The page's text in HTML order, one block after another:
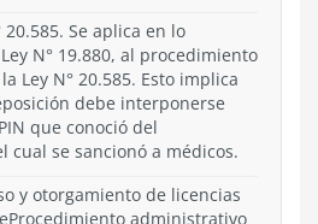
20.585. Se aplica en lo
N° 19.880, al procedimiento
Ley N° 20.585. Esto implica
debe interponerse
que conoció del
cual se sancionó a médicos.
y otorgamiento de licencias
administrativo